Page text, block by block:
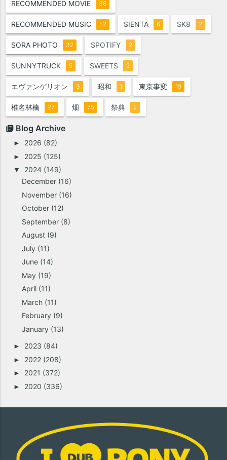
RECOMMENDED MOVIE 38
RECOMMENDED MUSIC 52 SIENTA 6 SK8 2
SORA PHOTO 32 SPOTIFY 2
SUNNYTRUCK 5 SWEETS 2
エヴァンゲリオン 3 昭和 1 東京事変 19
椎名林檎 27 畑 75 祭典 2
Blog Archive
► 2026 (82)
► 2025 (125)
▼ 2024 (149)
December (16)
November (16)
October (12)
September (8)
August (9)
July (11)
June (14)
May (19)
April (11)
March (11)
February (9)
January (13)
► 2023 (84)
► 2022 (208)
► 2021 (372)
► 2020 (336)